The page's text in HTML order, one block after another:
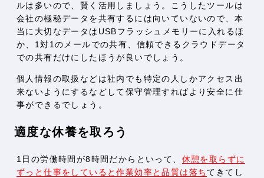
ルは多いので、賢く活用しましょう。こうしたツールは
会社の極秘データを共有するには向いていないので、本
当に大切なデータはUSBフラッシュメモリーに入れるほ
か、1対1のメールでの共有、信頼できるクラウドデータ
での共有だけにしたほうが良いでしょう。
個人情報の取扱などは社内でも特定の人しかアクセス出
来ないようにするなどして保守管理すればより安全に仕
事ができるでしょう。
適度な休養を取ろう
1日の労働時間が8時間だからといって、 休憩を取らずに
ずっと仕事をしていると作業効率と品質は落ちてきてし